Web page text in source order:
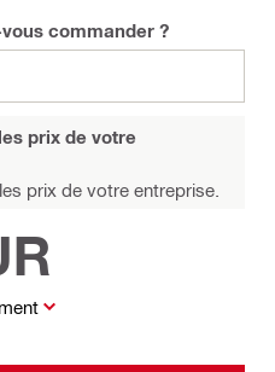
commander ?
prix de votre
prix de votre entreprise.